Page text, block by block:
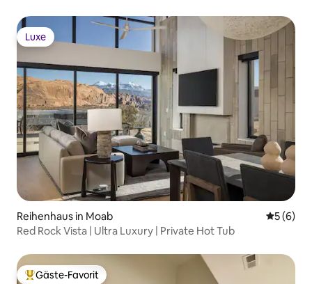
Luxe
Luxe
Reihenhaus in Moab
5 (6)
Red Rock Vista | Ultra Luxury | Private Hot Tub
Beliebter Gäste-Favorit.
Gäste-Favorit